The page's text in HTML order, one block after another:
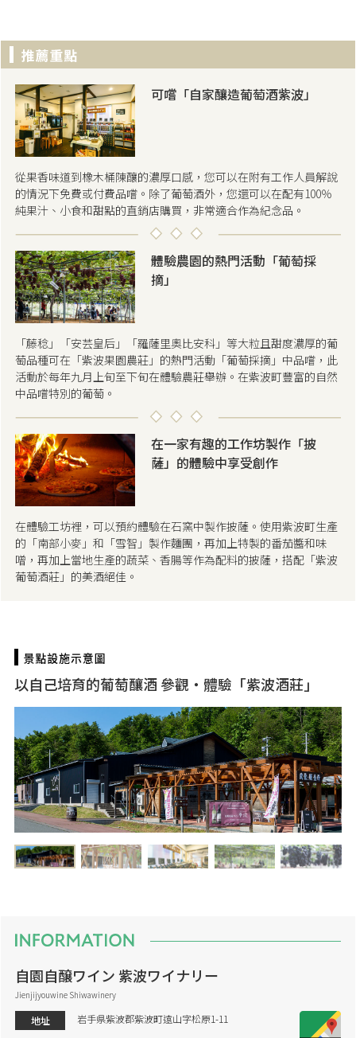
可嚐「自家釀造葡萄酒紫波」
從果香味道到橡木桶陳釀的濃厚口感，您可以在附有工作人員解說
的情況下免費或付費品嚐。除了葡萄酒外，您還可以在配有100％
純果汁、小食和甜點的直銷店購買，非常適合作為紀念品。
體驗農園的熱門活動「葡萄採
摘」
「藤稔」「安芸皇后」「羅薩里奧比安科」等大粒且甜度濃厚的葡
萄品種可在「紫波果園農莊」的熱門活動「葡萄採摘」中品嚐，此
活動於每年九月上旬至下旬在體驗農莊舉辦。在紫波町豐富的自然
中品嚐特別的葡萄。
在一家有趣的工作坊製作「披
薩」的體驗中享受創作
在體驗工坊裡，可以預約體驗在石窯中製作披薩。使用紫波町生產
的「南部小麥」和「雪智」製作麵團，再加上特製的番茄醬和味
噌，再加上當地生產的蔬菜、香腸等作為配料的披薩，搭配「紫波
葡萄酒莊」的美酒絕佳。
以自己培育的葡萄釀酒 參觀・體驗「紫波酒莊」
自園自醸ワイン 紫波ワイナリー
Jienjijyouwine Shiwawinery
地址 岩手県紫波郡紫波町遠山字松原1-11